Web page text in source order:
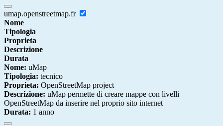
umap.openstreetmap.fr
Nome
Tipologia
Proprieta
Descrizione
Durata
Nome: uMap
Tipologia: tecnico
Proprieta: OpenStreetMap project
Descrizione: uMap permette di creare mappe con livelli
OpenStreetMap da inserire nel proprio sito internet
Durata: 1 anno